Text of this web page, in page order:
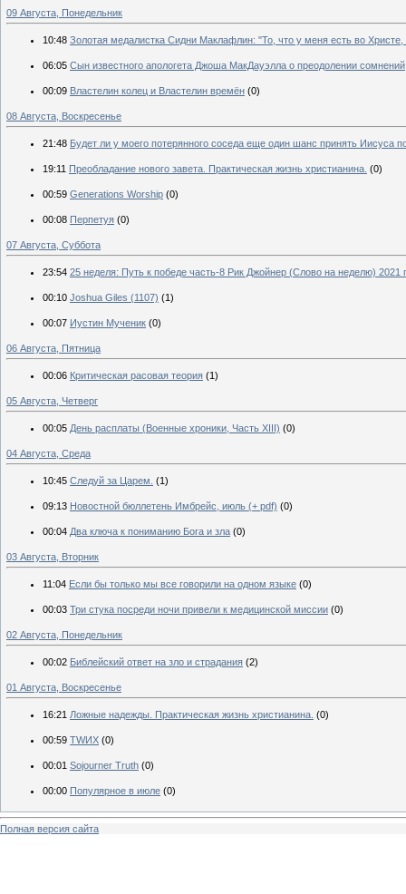
09 Августа, Понедельник
10:48 Золотая медалистка Сидни Маклафлин: "То, что у меня есть во
06:05 Сын известного апологета Джоша МакДауэлла о преодолении сомнений
00:09 Властелин колец и Властелин времён (0)
08 Августа, Воскресенье
21:48 Будет ли у моего потерянного соседа еще один шанс принять Иисуса
19:11 Преобладание нового завета. Практическая жизнь христианина. (0)
00:59 Generations Worship (0)
00:08 Перпетуя (0)
07 Августа, Суббота
23:54 25 неделя: Путь к победе часть-8 Рик Джойнер (Слово на неделю) 2021
00:10 Joshua Giles (1107) (1)
00:07 Иустин Мученик (0)
06 Августа, Пятница
00:06 Критическая расовая теория (1)
05 Августа, Четверг
00:05 День расплаты (Военные хроники, Часть XIII) (0)
04 Августа, Среда
10:45 Следуй за Царем. (1)
09:13 Новостной бюллетень Имбрейс, июль (+ pdf) (0)
00:04 Два ключа к пониманию Бога и зла (0)
03 Августа, Вторник
11:04 Если бы только мы все говорили на одном языке (0)
00:03 Три стука посреди ночи привели к медицинской миссии (0)
02 Августа, Понедельник
00:02 Библейский ответ на зло и страдания (2)
01 Августа, Воскресенье
16:21 Ложные надежды. Практическая жизнь христианина. (0)
00:59 TWИX (0)
00:01 Sojourner Truth (0)
00:00 Популярное в июле (0)
Полная версия сайта